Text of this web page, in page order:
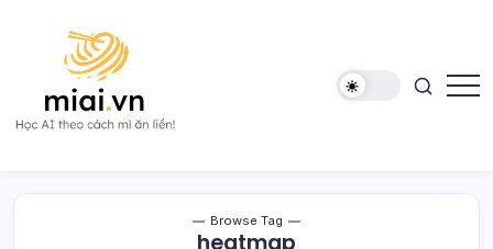
Browse Tag
heatmap